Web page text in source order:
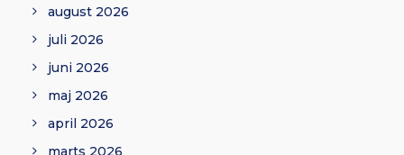
august 2026
juli 2026
juni 2026
maj 2026
april 2026
marts 2026